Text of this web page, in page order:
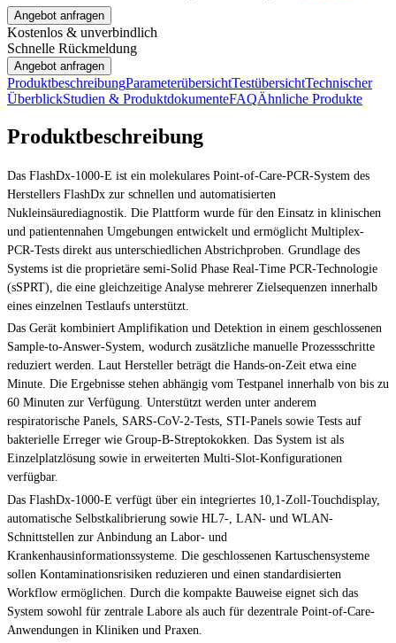
Angebot anfragen
Kostenlos & unverbindlich
Schnelle Rückmeldung
Angebot anfragen
ProduktbeschreibungParameterübersichtTestübersichtTechnischer
ÜberblickStudien & ProduktdokumenteFAQÄhnliche Produkte
Produktbeschreibung
Das FlashDx-1000-E ist ein molekulares Point-of-Care-PCR-System des
Herstellers FlashDx zur schnellen und automatisierten
Nukleinsäurediagnostik. Die Plattform wurde für den Einsatz in klinischen
und patientennahen Umgebungen entwickelt und ermöglicht Multiplex-
PCR-Tests direkt aus unterschiedlichen Abstrichproben. Grundlage des
Systems ist die proprietäre semi-Solid Phase Real-Time PCR-Technologie
(sSPRT), die eine gleichzeitige Analyse mehrerer Zielsequenzen innerhalb
eines einzelnen Testlaufs unterstützt.
Das Gerät kombiniert Amplifikation und Detektion in einem geschlossenen
Sample-to-Answer-System, wodurch zusätzliche manuelle Prozessschritte
reduziert werden. Laut Hersteller beträgt die Hands-on-Zeit etwa eine
Minute. Die Ergebnisse stehen abhängig vom Testpanel innerhalb von bis zu
60 Minuten zur Verfügung. Unterstützt werden unter anderem
respiratorische Panels, SARS-CoV-2-Tests, STI-Panels sowie Tests auf
bakterielle Erreger wie Group-B-Streptokokken. Das System ist als
Einzelplatzlösung sowie in erweiterten Multi-Slot-Konfigurationen
verfügbar.
Das FlashDx-1000-E verfügt über ein integriertes 10,1-Zoll-Touchdisplay,
automatische Selbstkalibrierung sowie HL7-, LAN- und WLAN-
Schnittstellen zur Anbindung an Labor- und
Krankenhausinformationssysteme. Die geschlossenen Kartuschensysteme
sollen Kontaminationsrisiken reduzieren und einen standardisierten
Workflow ermöglichen. Durch die kompakte Bauweise eignet sich das
System sowohl für zentrale Labore als auch für dezentrale Point-of-Care-
Anwendungen in Kliniken und Praxen.